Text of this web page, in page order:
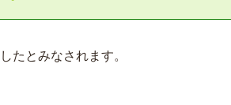
たとみなされます。
77-2511